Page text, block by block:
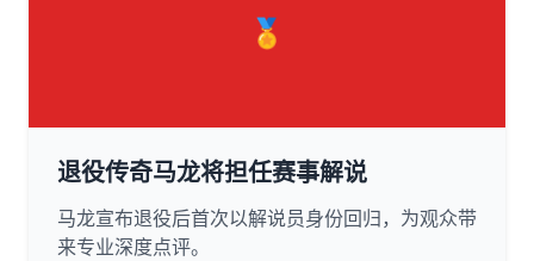
🏅
退役传奇马龙将担任赛事解说
马龙宣布退役后首次以解说员身份回归，为观众带
来专业深度点评。